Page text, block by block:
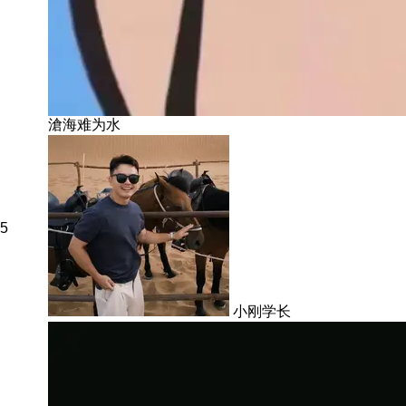
滄海难为水
5
小刚学长